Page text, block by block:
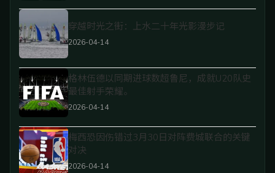
穿越时光之街：上水二十年光影漫步记
2026-04-14
格林伍德以同期进球数超鲁尼，成就U20队史
最佳射手荣耀。
2026-04-14
梅西恐因伤错过3月30日对阵费城联合的关键
对决
2026-04-14